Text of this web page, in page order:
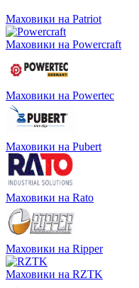
Маховики на Patriot
Маховики на Powercraft
Маховики на Powertec
Маховики на Pubert
Маховики на Rato
Маховики на Ripper
Маховики на RZTK